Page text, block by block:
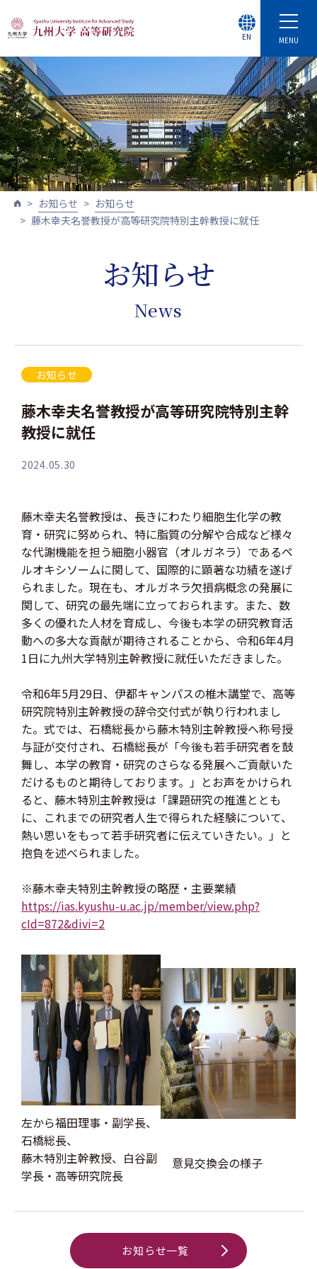
MENU
EN
お知らせ
お知らせ
藤木幸夫名誉教授が高等研究院特別主幹教授に就任
お知らせ
News
お知らせ
藤木幸夫名誉教授が高等研究院特別主幹
教授に就任
2024.05.30
藤木幸夫名誉教授は、長きにわたり細胞生化学の教
育・研究に努められ、特に脂質の分解や合成など様々
な代謝機能を担う細胞小器官（オルガネラ）であるペ
ルオキシソームに関して、国際的に顕著な功績を遂げ
られました。現在も、オルガネラ欠損病概念の発展に
関して、研究の最先端に立っておられます。また、数
多くの優れた人材を育成し、今後も本学の研究教育活
動への多大な貢献が期待されることから、令和6年4月
1日に九州大学特別主幹教授に就任いただきました。
令和6年5月29日、伊都キャンパスの椎木講堂で、高等
研究院特別主幹教授の辞令交付式が執り行われまし
た。式では、石橋総長から藤木特別主幹教授へ称号授
与証が交付され、石橋総長が「今後も若手研究者を鼓
舞し、本学の教育・研究のさらなる発展へご貢献いた
だけるものと期待しております。」とお声をかけられ
ると、藤木特別主幹教授は「課題研究の推進ととも
に、これまでの研究者人生で得られた経験について、
熱い思いをもって若手研究者に伝えていきたい。」と
抱負を述べられました。
※藤木幸夫特別主幹教授の略歴・主要業績
https://ias.kyushu-u.ac.jp/member/view.php?
cId=872&divi=2
左から福田理事・副学長、
石橋総長、
藤木特別主幹教授、白谷副
学長・高等研究院長
意見交換会の様子
お知らせ一覧